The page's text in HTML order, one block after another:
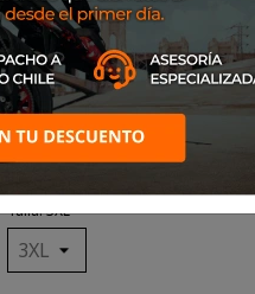
Sinergy
Guante Street de media
Talla: 3XL